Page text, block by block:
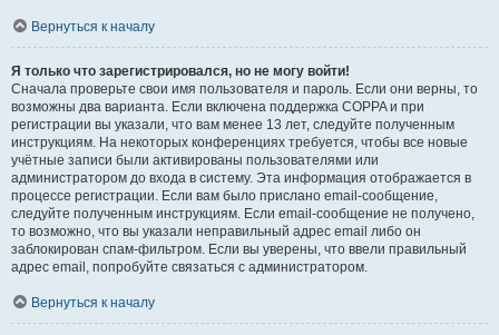
Вернуться к началу
Я только что зарегистрировался, но не могу войти!
Сначала проверьте свои имя пользователя и пароль. Если они верны, то
возможны два варианта. Если включена поддержка COPPA и при
регистрации вы указали, что вам менее 13 лет, следуйте полученным
инструкциям. На некоторых конференциях требуется, чтобы все новые
учётные записи были активированы пользователями или
администратором до входа в систему. Эта информация отображается в
процессе регистрации. Если вам было прислано email-сообщение,
следуйте полученным инструкциям. Если email-сообщение не получено,
то возможно, что вы указали неправильный адрес email либо он
заблокирован спам-фильтром. Если вы уверены, что ввели правильный
адрес email, попробуйте связаться с администратором.
Вернуться к началу